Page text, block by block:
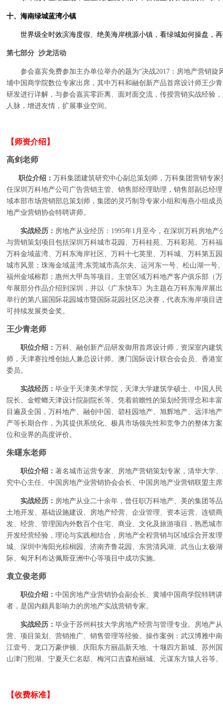
十、 海南绿城蓝湾小镇
世界级全时效滨海度假、绝美海岸桃源小镇，看绿城如何操盘，
第七部分 沙龙活动
参会嘉宾免费参加主办单位举办的题为“决战2017 ：房地产营销旋
埔中国商学院数位专家出席，其中万科和融创新产品首席设计师王少
研发进行详解，与参会嘉宾零距离、面对面交流，传授营销实战经验
人脉，增进友情，扩展事业空间。
【师资介绍】
高剑老师
职位介绍： 万科集团建筑研究中心副总策划师，万科集团营销专
任深圳万科地产公司广告营销主管、销售部经理助理，销售部副总经
域本部市场营销部总策划师，集团的灵巧制导专家小组和海燕小组成
地产业营销协会特聘讲师。
实战经历： 房地产从业经历： 1995年1 月至今，在深圳万科房地产
与营销策划项目包括深圳万科城市花园、万科桂苑、万科彩苑、万科
万科金域蓝湾、万科东海岸社区、万科十七英里、万科城、万科第五
城市风景；珠海金域蓝湾;东莞城市高尔夫、运河东一号、松山湖一号
福州金域榕郡；惠州大甲岛等项目。主管区域万科地产客户俱乐部（
年展部分作品介绍到深圳，并以《广东快车》为主题在万科东海岸展
举行的第八届国际花园城市暨国际花园社区总决赛，代表东海岸项目
可持续发展类金奖。
王少青老师
职位介绍： 万科、融创新产品研发御用首席设计师，资深室内建
师，天津赛拉维创始人兼总设计师。澳门国际设计联合会会员、香港
委员。
实战经历： 毕业于天津美术学院，天津大学建筑学硕士、中国人
院长、金螳螂天津设计院副院长等。凭着前瞻性的策划经营理念和丰
目遍及全国，万科地产、融创中国、碧桂园地产、旭辉地产、远洋地
产等长期合作，为其提供系统化、极具市场领先性和竞争力的整体方
位和业界的高度评价。
朱曙东老师
职位介绍： 著名城市运营专家、房地产营销策划专家，清华大学
究中心主任、中国房地产业营销协会会长、中国房地产业营销联盟主
实战经历： 房地产从业二十余年，曾任职万科地产、美的集团等
土地开发、基础设施建设、房地产经营、企业管理、资本运营、连锁
发、经营、管理国内外数百个住宅、商业、文化及旅游项目，熟悉城
开发经营经验，理论与实践相结合，房地产全程营销与区域综合开发
城、深圳中海阳光棕榈园、济南齐鲁花园、东营清风湖、武当山太极
际、匈牙利布达佩斯亚洲中心等项目中成功实施。
袁立俊老师
职位介绍： 中国房地产业营销协会副会长、黄埔中国商学院特聘
者，是国内颇具影响力的房地产实战营销专家。
实战经历： 毕业于苏州科技大学房地产经营与管理专业。房地产
营、项目策划、营销推广、销售管理等经验。操作案例：武汉博雅中
江壹号、 龙口万豪伊顿、庆阳东方丽晶新天地、十堰四方新城、苏州
山津门熙湖、宁夏天仁名邸、梅河口吉森柏丽城、元谋东方猿人谷等。
【收费标准】